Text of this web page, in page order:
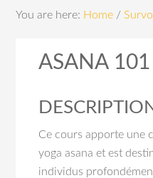
You are here: Home /
ASANA 101
Ce cours apporte une
yoga asana et est
individus